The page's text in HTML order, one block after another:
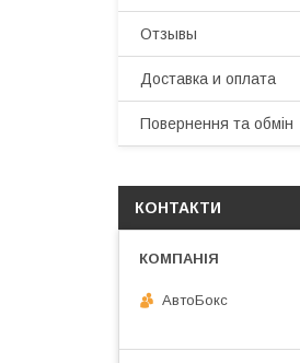
Отзывы
Доставка и оплата
Повернення та обмін
КОНТАКТИ
АвтоБокс